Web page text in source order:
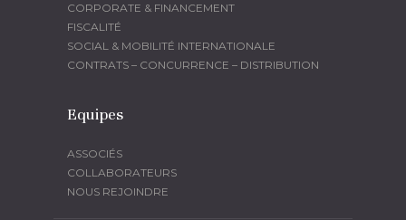
CORPORATE & FINANCEMENT
FISCALITÉ
SOCIAL & MOBILITÉ INTERNATIONALE
CONTRATS – CONCURRENCE – DISTRIBUTION
Equipes
ASSOCIÉS
COLLABORATEURS
NOUS REJOINDRE